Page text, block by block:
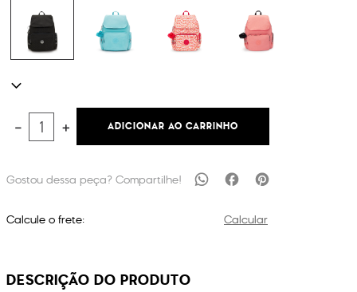
＋
－ ADICIONAR AO CARRINHO
Calcule o frete: Calcular
DESCRIÇÃO DO PRODUTO